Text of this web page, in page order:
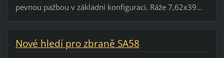
pevnou pažbou v základní konfiguraci. Ráže 7,62x39...
Nové hledí pro zbraně SA58